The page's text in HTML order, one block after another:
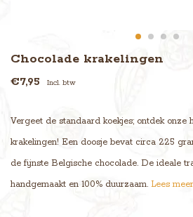
Chocolade krakelingen
€7,95 Incl. btw
Vergeet de standaard koekjes; ontdek onze
krakelingen! Een doosje bevat circa 225
de fijnste Belgische chocolade. De ideale
handgemaakt en 100% duurzaam. Lees